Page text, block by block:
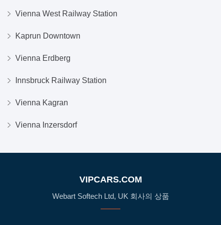
Vienna West Railway Station
Kaprun Downtown
Vienna Erdberg
Innsbruck Railway Station
Vienna Kagran
Vienna Inzersdorf
VIPCARS.COM
Webart Softech Ltd, UK 회사의 상품